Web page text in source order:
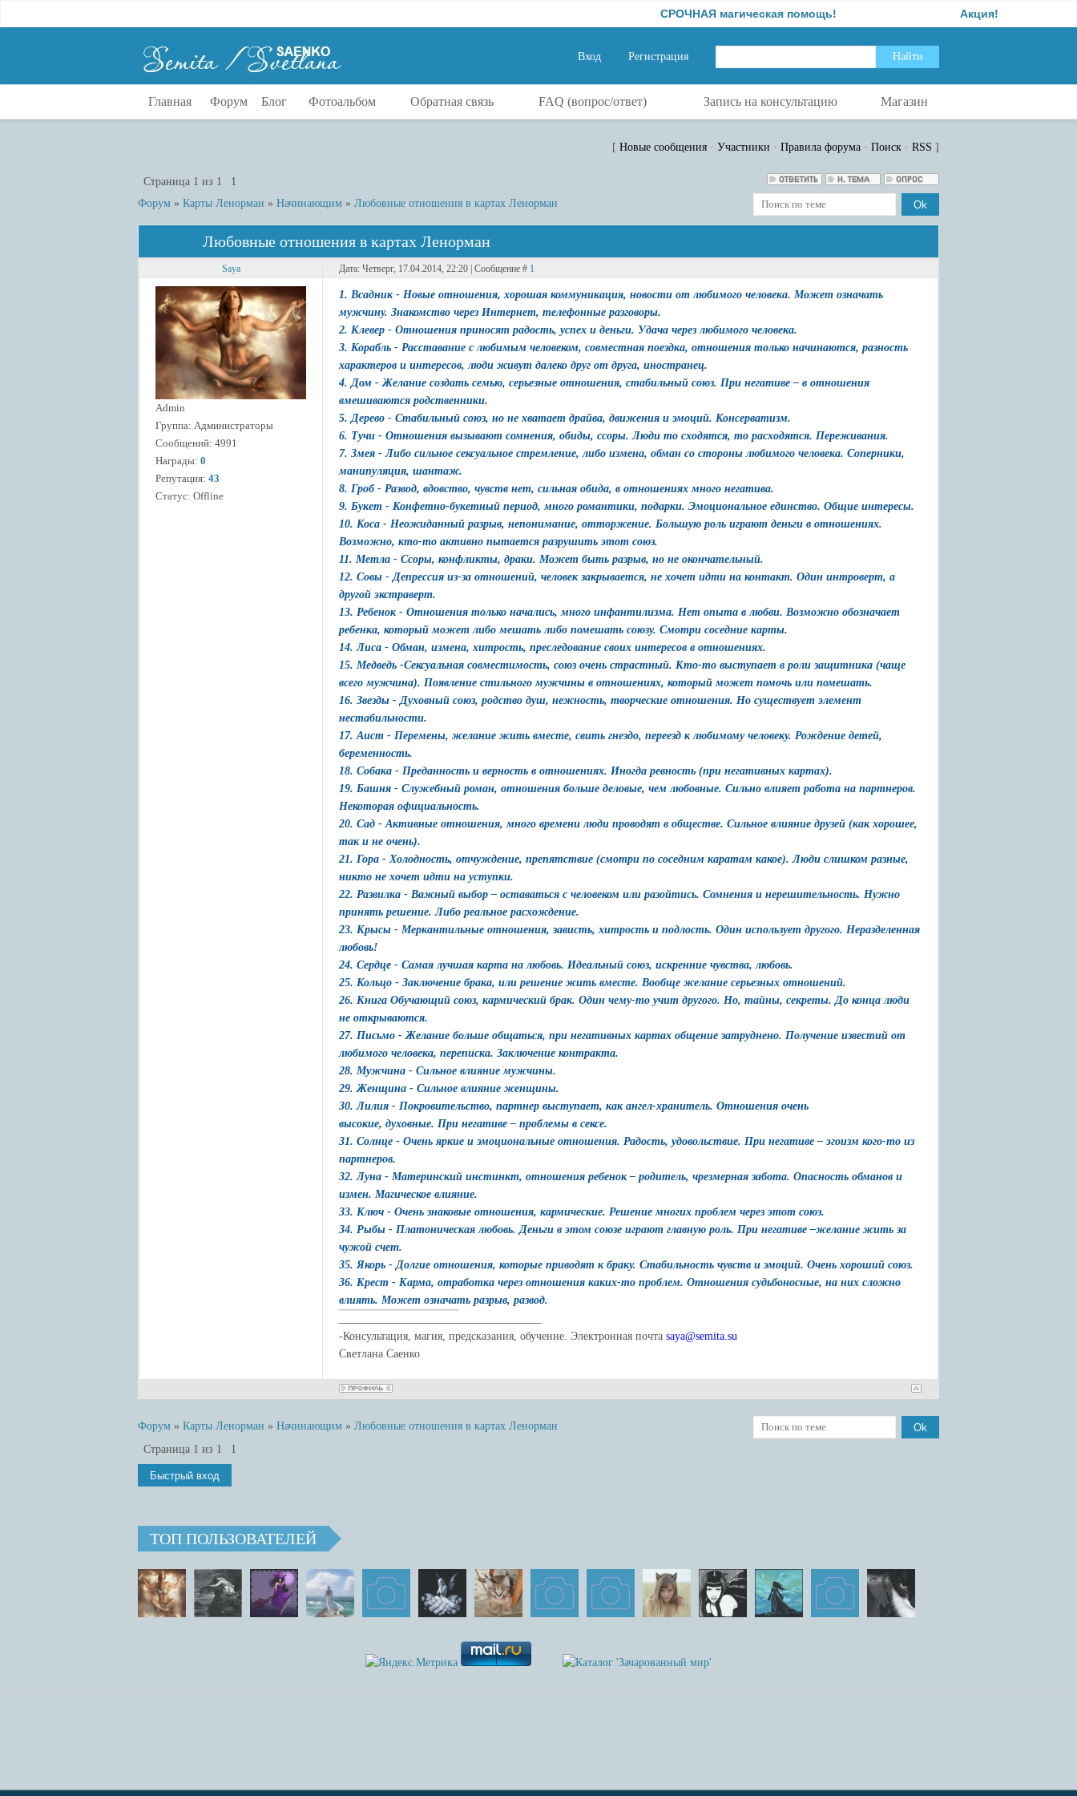
СРОЧНАЯ магическая помощь! Акция!
Вход Регистрация
Главная Форум Блог Фотоальбом Обратная связь FAQ (вопрос/ответ) Запись на консультацию Магазин
[ Новые сообщения · Участники · Правила форума · Поиск · RSS ]
Страница 1 из 1
1
Форум » Карты Ленорман » Начинающим » Любовные отношения в картах Ленорман
Любовные отношения в картах Ленорман
Saya Дата: Четверг, 17.04.2014, 22:20 | Сообщение # 1
Admin
Группа: Администраторы
Сообщений: 4991
Награды: 0
Репутация: 43
Статус: Offline
1. Всадник - Новые отношения, хорошая коммуникация, новости от любимого человека. Может означать
мужчину. Знакомство через Интернет, телефонные разговоры.
2. Клевер - Отношения приносят радость, успех и деньги. Удача через любимого человека.
3. Корабль - Расставание с любимым человеком, совместная поездка, отношения только начинаются, разность
характеров и интересов, люди живут далеко друг от друга, иностранец.
4. Дом - Желание создать семью, серьезные отношения, стабильный союз. При негативе – в отношения
вмешиваются родственники.
5. Дерево - Стабильный союз, но не хватает драйва, движения и эмоций. Консерватизм.
6. Тучи - Отношения вызывают сомнения, обиды, ссоры. Люди то сходятся, то расходятся. Переживания.
7. Змея - Либо сильное сексуальное стремление, либо измена, обман со стороны любимого человека. Соперники,
манипуляция, шантаж.
8. Гроб - Развод, вдовство, чувств нет, сильная обида, в отношениях много негатива.
9. Букет - Конфетно-букетный период, много романтики, подарки. Эмоциональное единство. Общие интересы.
10. Коса - Неожиданный разрыв, непонимание, отторжение. Большую роль играют деньги в отношениях.
Возможно, кто-то активно пытается разрушить этот союз.
11. Метла - Ссоры, конфликты, драки. Может быть разрыв, но не окончательный.
12. Совы - Депрессия из-за отношений, человек закрывается, не хочет идти на контакт. Один интроверт, а
другой экстраверт.
13. Ребенок - Отношения только начались, много инфантилизма. Нет опыта в любви. Возможно обозначает
ребенка, который может либо мешать либо помешать союзу. Смотри соседние карты.
14. Лиса - Обман, измена, хитрость, преследование своих интересов в отношениях.
15. Медведь -Сексуальная совместимость, союз очень страстный. Кто-то выступает в роли защитника (чаще
всего мужчина). Появление стильного мужчины в отношениях, который может помочь или помешать.
16. Звезды - Духовный союз, родство душ, нежность, творческие отношения. Но существует элемент
нестабильности.
17. Аист - Перемены, желание жить вместе, свить гнездо, переезд к любимому человеку. Рождение детей,
беременность.
18. Собака - Преданность и верность в отношениях. Иногда ревность (при негативных картах).
19. Башня - Служебный роман, отношения больше деловые, чем любовные. Сильно влияет работа на партнеров.
Некоторая официальность.
20. Сад - Активные отношения, много времени люди проводят в обществе. Сильное влияние друзей (как хорошее,
так и не очень).
21. Гора - Холодность, отчуждение, препятствие (смотри по соседним каратам какое). Люди слишком разные,
никто не хочет идти на уступки.
22. Развилка - Важный выбор – оставаться с человеком или разойтись. Сомнения и нерешительность. Нужно
принять решение. Либо реальное расхождение.
23. Крысы - Меркантильные отношения, зависть, хитрость и подлость. Один использует другого. Неразделенная
любовь!
24. Сердце - Самая лучшая карта на любовь. Идеальный союз, искренние чувства, любовь.
25. Кольцо - Заключение брака, или решение жить вместе. Вообще желание серьезных отношений.
26. Книга Обучающий союз, кармический брак. Один чему-то учит другого. Но, тайны, секреты. До конца люди
не открываются.
27. Письмо - Желание больше общаться, при негативных картах общение затруднено. Получение известий от
любимого человека, переписка. Заключение контракта.
28. Мужчина - Сильное влияние мужчины.
29. Женщина - Сильное влияние женщины.
30. Лилия - Покровительство, партнер выступает, как ангел-хранитель. Отношения очень
высокие, духовные. При негативе – проблемы в сексе.
31. Солнце - Очень яркие и эмоциональные отношения. Радость, удовольствие. При негативе – эгоизм кого-то из
партнеров.
32. Луна - Материнский инстинкт, отношения ребенок – родитель, чрезмерная забота. Опасность обманов и
измен. Магическое влияние.
33. Ключ - Очень знаковые отношения, кармические. Решение многих проблем через этот союз.
34. Рыбы - Платоническая любовь. Деньги в этом союзе играют главную роль. При негативе –желание жить за
чужой счет.
35. Якорь - Долгие отношения, которые приводят к браку. Стабильность чувств и эмоций. Очень хороший союз.
36. Крест - Карма, отработка через отношения каких-то проблем. Отношения судьбоносные, на них сложно
влиять. Может означать разрыв, развод.
-Консультация, магия, предсказания, обучение. Электронная почта saya@semita.su
Светлана Саенко
Форум » Карты Ленорман » Начинающим » Любовные отношения в картах Ленорман
Страница 1 из 1 1
ТОП ПОЛЬЗОВАТЕЛЕЙ